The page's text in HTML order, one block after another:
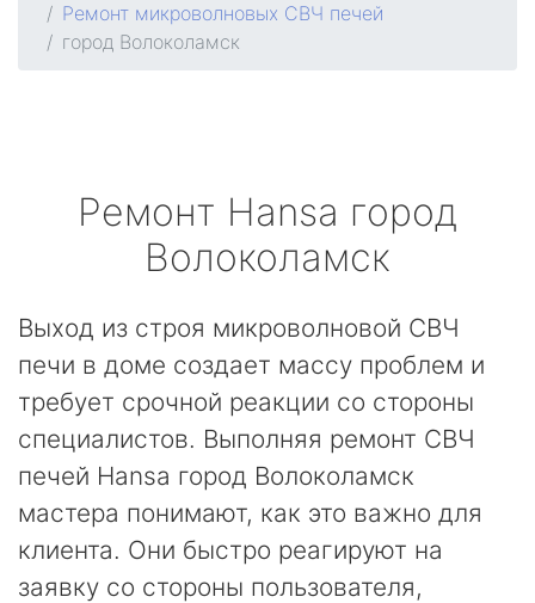
Ремонт микроволновых СВЧ печей
город Волоколамск
Ремонт Hansa город
Волоколамск
Выход из строя микроволновой СВЧ
печи в доме создает массу проблем и
требует срочной реакции со стороны
специалистов. Выполняя ремонт СВЧ
печей Hansa город Волоколамск
мастера понимают, как это важно для
клиента. Они быстро реагируют на
заявку со стороны пользователя,